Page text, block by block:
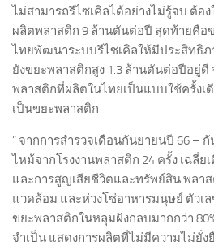
ไม่สามารถรีไซเคิลได้อย่างไม่รู้จบ ต้อ
ผลิตพลาสติก 9 ล้านตันต่อปี สุดท้ายคือ
ไทยพัฒนาระบบรีไซเคิลให้มีประสิทธิภา
ยังขยะพลาสติกสูง 1.3 ล้านตันต่อปีอยู่ดี
พลาสติกที่ผลิตในไทยเป็นแบบใช้ครั้งเ
เป็นขยะพลาสติก
“ จากการสำรวจเดือนกันยายนปี 66 –
ไหม้จากโรงงานพลาสติก 24 ครั้ง เฉลี่ย
และการสูญเสียชีวิตและทรัพย์สิน พลา
แวดล้อม และห่วงโซ่อาหารมนุษย์ ตัว
ขยะพลาสติกในหลุมฝังกลบมากกว่า
จำเป็น แสดงการผลิตที่ไม่มีความไม่ยั่ง